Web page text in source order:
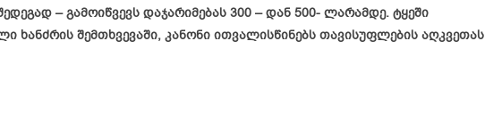
– გამოიწვევს დაჯარიმებას 300 – დან 500- ლარამდე. ტყეში
ხანძრის შემთხვევაში, კანონი ითვალისწინებს თავისუფლების აღკვეთას